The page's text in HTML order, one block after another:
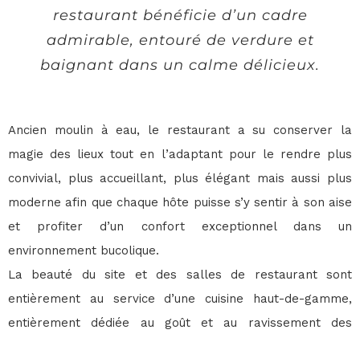
restaurant bénéficie d’un cadre
admirable, entouré de verdure et
baignant dans un calme délicieux.
Ancien moulin à eau, le restaurant a su conserver la
magie des lieux tout en l’adaptant pour le rendre plus
convivial, plus accueillant, plus élégant mais aussi plus
moderne afin que chaque hôte puisse s’y sentir à son aise
et profiter d’un confort exceptionnel dans un
environnement bucolique.
La beauté du site et des salles de restaurant sont
entièrement au service d’une cuisine haut-de-gamme,
entièrement dédiée au goût et au ravissement des